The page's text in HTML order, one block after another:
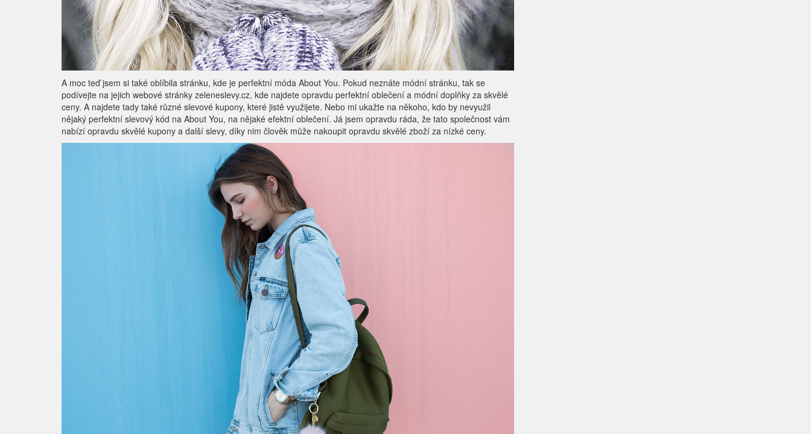
A moc teď jsem si také oblíbila stránku, kde je perfektní móda About You. Pokud neznáte módní stránku, tak se
podívejte na jejich webové stránky zeleneslevy.cz, kde najdete opravdu perfektní oblečení a módní doplňky za skvělé
ceny. A najdete tady také různé slevové kupony, které jistě využijete. Nebo mi ukažte na někoho, kdo by nevyužil
nějaký perfektní slevový kód na About You, na nějaké efektní oblečení. Já jsem opravdu ráda, že tato společnost vám
nabízí opravdu skvělé kupony a další slevy, díky nim člověk může nakoupit opravdu skvělé zboží za nízké ceny.